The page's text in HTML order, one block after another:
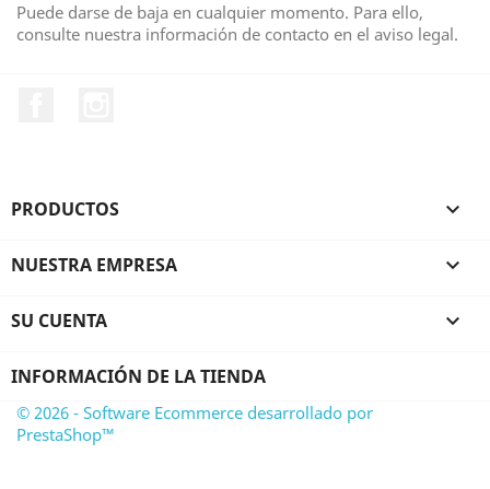
Puede darse de baja en cualquier momento. Para ello,
consulte nuestra información de contacto en el aviso legal.
PRODUCTOS 
NUESTRA EMPRESA 
SU CUENTA 
INFORMACIÓN DE LA TIENDA
© 2026 - Software Ecommerce desarrollado por
PrestaShop™